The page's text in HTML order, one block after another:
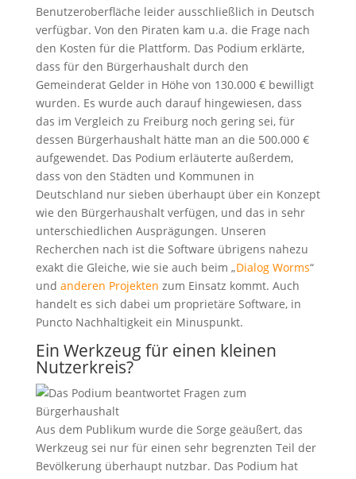
Benutzeroberfläche leider ausschließlich in Deutsch
verfügbar. Von den Piraten kam u.a. die Frage nach
den Kosten für die Plattform. Das Podium erklärte,
dass für den Bürgerhaushalt durch den
Gemeinderat Gelder in Höhe von 130.000 € bewilligt
wurden. Es wurde auch darauf hingewiesen, dass
das im Vergleich zu Freiburg noch gering sei, für
dessen Bürgerhaushalt hätte man an die 500.000 €
aufgewendet. Das Podium erläuterte außerdem,
dass von den Städten und Kommunen in
Deutschland nur sieben überhaupt über ein Konzept
wie den Bürgerhaushalt verfügen, und das in sehr
unterschiedlichen Ausprägungen. Unseren
Recherchen nach ist die Software übrigens nahezu
exakt die Gleiche, wie sie auch beim „Dialog Worms“
und anderen Projekten zum Einsatz kommt. Auch
handelt es sich dabei um proprietäre Software, in
Puncto Nachhaltigkeit ein Minuspunkt.
Ein Werkzeug für einen kleinen
Nutzerkreis?
Aus dem Publikum wurde die Sorge geäußert, das
Werkzeug sei nur für einen sehr begrenzten Teil der
Bevölkerung überhaupt nutzbar. Das Podium hat